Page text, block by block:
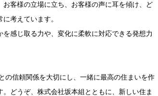
客様の立場に立ち、お客様の声に耳を傾け、ど
考えています。
感じ取る力や、変化に柔軟に対応できる発想力
の信頼関係を大切にし、一緒に最高の住まいを作
どうぞ、株式会社坂本組とともに、新しい住ま